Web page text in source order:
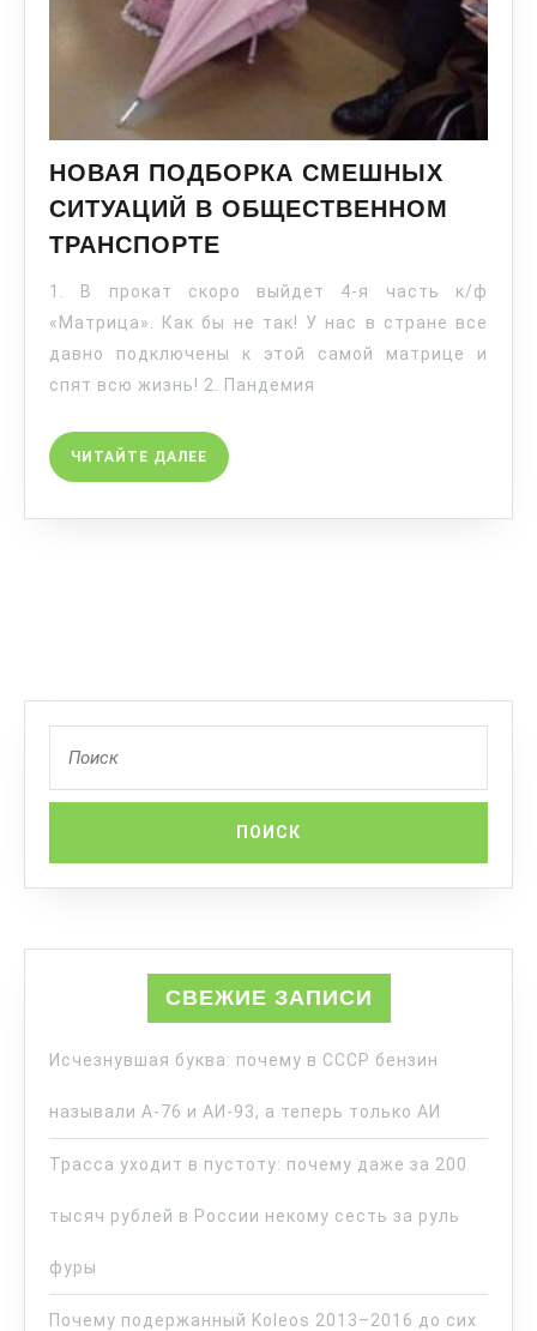
НОВАЯ ПОДБОРКА CМЕШНЫХ
СИТУАЦИЙ В ОБЩЕСТВЕННОМ
ТРАНСПОРТЕ
1. В прокат скоро выйдет 4-я часть к/ф
«Матрица». Как бы не так! У нас в стране все
давно подключены к этой самой матрице и
спят всю жизнь! 2. Пандемия
ЧИТАЙТЕ ДАЛЕЕ
СВЕЖИЕ ЗАПИСИ
Исчезнувшая буква: почему в СССР бензин
называли А-76 и АИ-93, а теперь только АИ
Трасса уходит в пустоту: почему даже за 200
тысяч рублей в России некому сесть за руль
фуры
Почему подержанный Koleos 2013–2016 до сих